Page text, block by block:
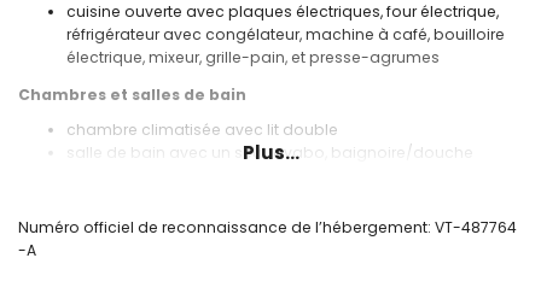
cuisine ouverte avec plaques électriques, four électrique,
réfrigérateur avec congélateur, machine à café, bouilloire
électrique, mixeur, grille-pain, et presse-agrumes
Chambres et salles de bain
chambre climatisée avec lit double
salle de bain avec un seul lavabo, baignoire/douche
Plus...
Numéro officiel de reconnaissance de l’hébergement: VT-487764
-A